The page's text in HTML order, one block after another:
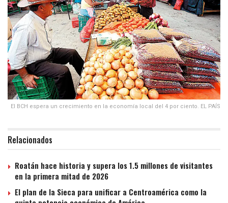
El BCH espera un crecimiento en la economía local del 4 por ciento. EL PAÍS
Relacionados
Roatán hace historia y supera los 1.5 millones de visitantes
en la primera mitad de 2026
El plan de la Sieca para unificar a Centroamérica como la